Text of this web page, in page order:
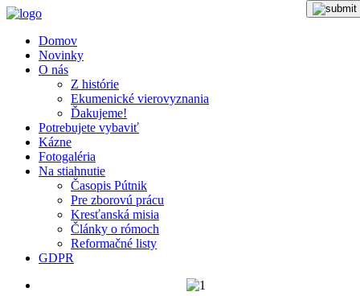
Domov
Novinky
O nás
Z histórie
Ekumenické vierovyznania
Ďakujeme!
Potrebujete vybaviť
Kázne
Fotogaléria
Na stiahnutie
Časopis Pútnik
Pre zborovú prácu
Kresťanská misia
Články o rómoch
Reformačné listy
GDPR